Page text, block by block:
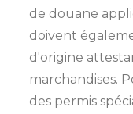
de douane
doivent
d'origine
marchandises.
des permis